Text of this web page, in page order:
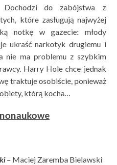
Dochodzi do zabójstwa z
które zasługują najwyżej
notkę w gazecie: młody
ukraść narkotyk drugiemu i
nie ma problemu z szybkim
Harry Hole chce jednak
traktuje osobiście, ponieważ
którą kocha…
– Maciej Zaremba Bielawski